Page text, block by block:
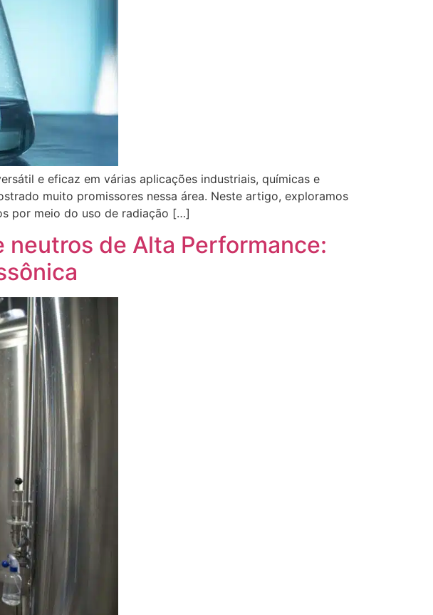
e eficaz em várias aplicações industriais, químicas e
muito promissores nessa área. Neste artigo, exploramos
por meio do uso de radiação […]
de Alta Performance: